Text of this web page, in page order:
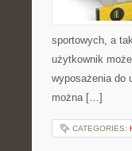
sportowych, a
użytkownik
wyposażenia do
można […]
CATEGORIES: